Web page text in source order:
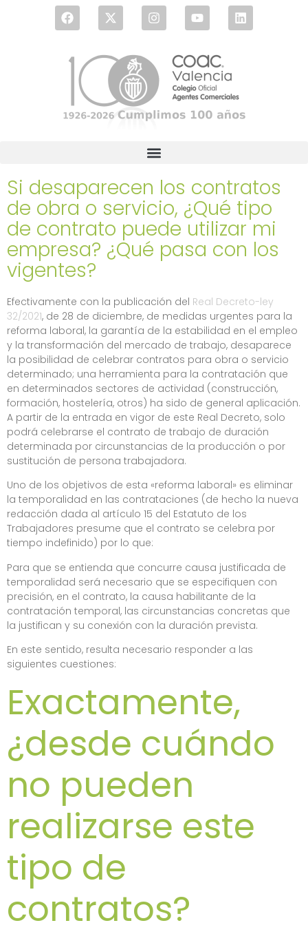
Si desaparecen los contratos
de obra o servicio, ¿Qué tipo
de contrato puede utilizar mi
empresa? ¿Qué pasa con los
vigentes?
Efectivamente con la publicación del Real Decreto-ley
32/2021, de 28 de diciembre, de medidas urgentes para la
reforma laboral, la garantía de la estabilidad en el empleo
y la transformación del mercado de trabajo, desaparece
la posibilidad de celebrar contratos para obra o servicio
determinado; una herramienta para la contratación que
en determinados sectores de actividad (construcción,
formación, hostelería, otros) ha sido de general aplicación.
A partir de la entrada en vigor de este Real Decreto, solo
podrá celebrarse el contrato de trabajo de duración
determinada por circunstancias de la producción o por
sustitución de persona trabajadora.
Uno de los objetivos de esta «reforma laboral» es eliminar
la temporalidad en las contrataciones (de hecho la nueva
redacción dada al artículo 15 del Estatuto de los
Trabajadores presume que el contrato se celebra por
tiempo indefinido) por lo que:
Para que se entienda que concurre causa justificada de
temporalidad será necesario que se especifiquen con
precisión, en el contrato, la causa habilitante de la
contratación temporal, las circunstancias concretas que
la justifican y su conexión con la duración prevista.
En este sentido, resulta necesario responder a las
siguientes cuestiones:
Exactamente,
¿desde cuándo
no pueden
realizarse este
tipo de
contratos?